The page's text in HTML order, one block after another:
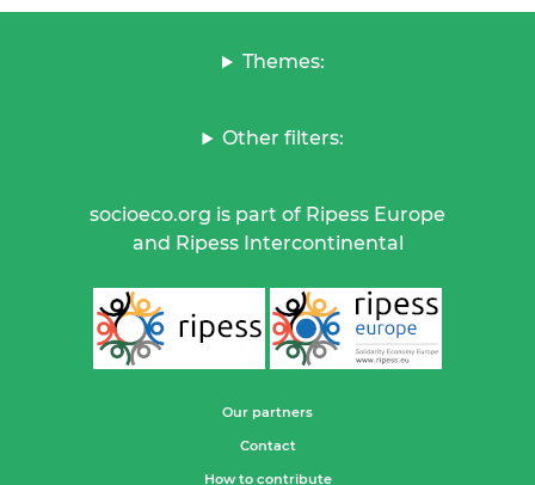
Themes:
Other filters:
socioeco.org is part of Ripess Europe
and Ripess Intercontinental
Our partners
Contact
How to contribute